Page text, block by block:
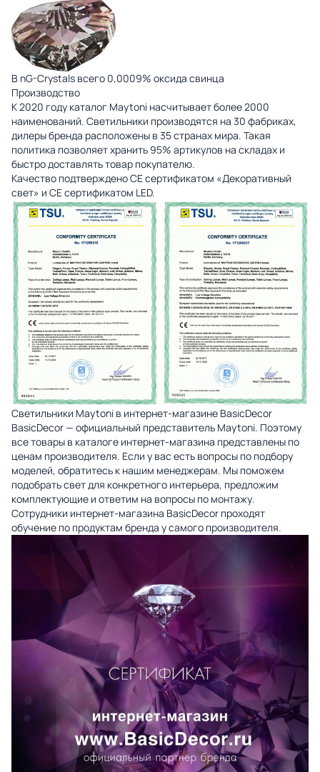
В nG-Crystals всего 0,0009% оксида свинца
Производство
К 2020 году каталог Maytoni насчитывает более 2000
наименований. Светильники производятся на 30 фабриках,
дилеры бренда расположены в 35 странах мира. Такая
политика позволяет хранить 95% артикулов на складах и
быстро доставлять товар покупателю.
Качество подтверждено CE сертификатом «Декоративный
свет» и СЕ сертификатом LED.
Светильники Maytoni в интернет-магазине BasicDecor
BasicDecor — официальный представитель Maytoni. Поэтому
все товары в каталоге интернет-магазина представлены по
ценам производителя. Если у вас есть вопросы по подбору
моделей, обратитесь к нашим менеджерам. Мы поможем
подобрать свет для конкретного интерьера, предложим
комплектующие и ответим на вопросы по монтажу.
Сотрудники интернет-магазина BasicDecor проходят
обучение по продуктам бренда у самого производителя.